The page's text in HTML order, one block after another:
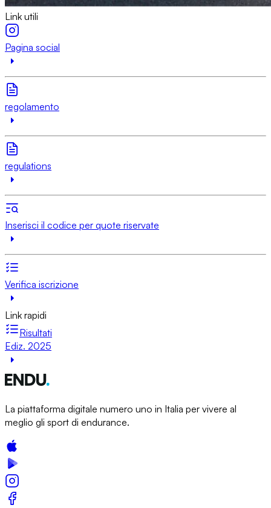
Link utili
Pagina social
regolamento
regulations
Inserisci il codice per quote riservate
Verifica iscrizione
Link rapidi
Risultati
Ediz. 2025
La piattaforma digitale numero uno in Italia per vivere al
meglio gli sport di endurance.